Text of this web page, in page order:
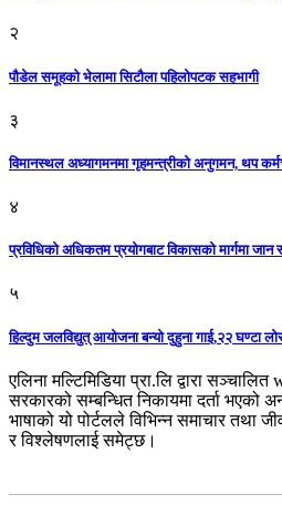
२
पौडेल समूहको भेलामा सिटौला पहिलोपटक सहभागी
३
विमानस्थल अध्यागमनमा गृहमन्त्रीको अनुगमन, थप
४
प्रविधिको अधिकतम प्रयोगबाट विकासको मार्गमा जान
५
हिल्दुम जलविद्युत् आयोजना बन्यो दुहुना गाई,२२ घण्टा
एलिना मल्टिमिडिया प्रा.लि द्वारा
सरकारको सम्बन्धित निकायमा दर्ता भएको
भाषाको यो पोर्टलले विभिन्न समाचार तथा
र विश्लेषणलाई समेट्छ।